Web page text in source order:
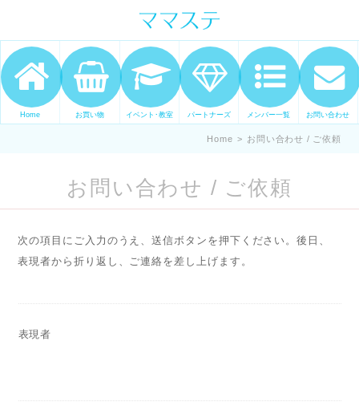
ママの才能発信します。 手づくり
表現ステージ ママステ スキル・セ
ンスを表現したいママが集まって
ます。
Home お買い物 イベント･教室 パートナーズ メンバー一覧 お問い合わせ
Home > お問い合わせ / ご依頼
お問い合わせ / ご依頼
次の項目にご入力のうえ、送信ボタンを押下ください。後日、
表現者から折り返し、ご連絡を差し上げます。
表現者